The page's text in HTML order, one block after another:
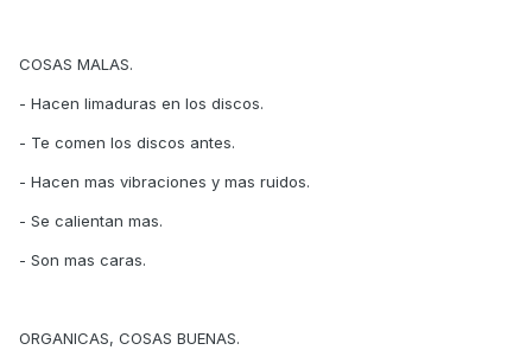
COSAS MALAS.
- Hacen limaduras en los discos.
- Te comen los discos antes.
- Hacen mas vibraciones y mas ruidos.
- Se calientan mas.
- Son mas caras.
ORGANICAS, COSAS BUENAS.